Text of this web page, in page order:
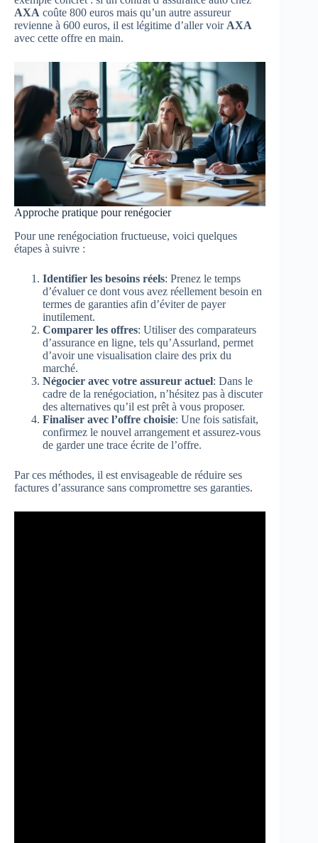
AXA coûte 800 euros mais qu’un autre assureur
revienne à 600 euros, il est légitime d’aller voirAXA
avec cette offre en main.
Approche pratique pour renégocier
Pour une renégociation fructueuse, voici quelques
étapes à suivre :
Identifier les besoins réels: Prenez le temps
d’évaluer ce dont vous avez réellement besoin en
termes de garanties afin d’éviter de payer
inutilement.
Comparer les offres: Utiliser des comparateurs
d’assurance en ligne, tels qu’Assurland, permet
d’avoir une visualisation claire des prix du
marché.
Négocier avec votre assureur actuel: Dans le
cadre de la renégociation, n’hésitez pas à discuter
des alternatives qu’il est prêt à vous proposer.
Finaliser avec l’offre choisie: Une fois satisfait,
confirmez le nouvel arrangement et assurez-vous
de garder une trace écrite de l’offre.
Par ces méthodes, il est envisageable de réduire ses
factures d’assurance sans compromettre ses garanties.